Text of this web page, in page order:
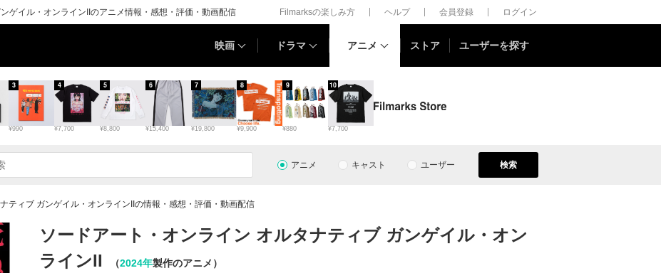
ゲイル・オンラインIIのアニメ情報・感想・評価・動画配信 Filmarksの楽しみ方 ヘルプ 会員登録 ログイン
映画 ドラマ アニメ ストア ユーザーを探す
¥990
3
¥7,700
4
¥8,800
5
¥15,400
6
¥19,800
7
¥9,900
8
¥880
9
¥7,700
10
アニメ キャスト ユーザー 検索
ティブ ガンゲイル・オンラインIIの情報・感想・評価・動画配信
ソードアート・オンライン オルタナティブ ガンゲイル・オン
ラインII
（2024年製作のアニメ）